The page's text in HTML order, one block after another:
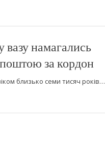
вазу намагались
за кордон
близько семи тисяч років…